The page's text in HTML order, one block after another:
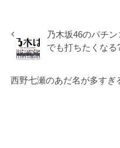
乃木坂46のパチ
でも打ちたくなる
西野七瀬のあだ名が多すぎ